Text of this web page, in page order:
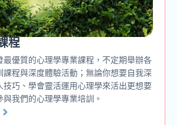
程
最優質的心理學專業課程，不定期舉辦各
課程與深度體驗活動；無論你想要自我深
技巧、學會靈活運用心理學來活出更想要
我們的心理學專業培訓。